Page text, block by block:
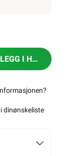
LEGG I HANDLEKURV
dinønskeliste